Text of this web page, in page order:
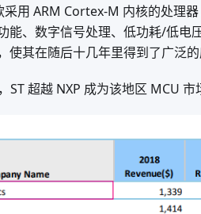
用 ARM Cortex-M 内核的处理
能、数字信号处理、低功耗/低电
其在随后十几年里得到了广泛的
超越 NXP 成为该地区 MCU 市